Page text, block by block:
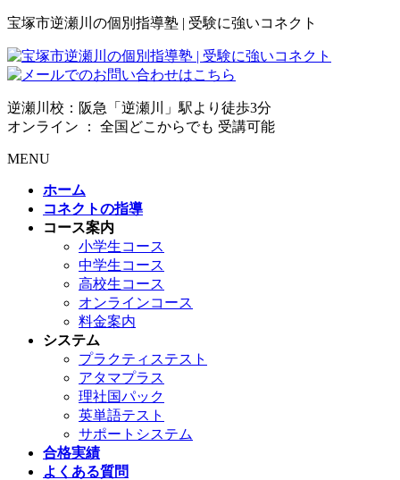
宝塚市逆瀬川の個別指導塾 | 受験に強いコネクト
逆瀬川校：阪急「逆瀬川」駅より徒歩3分
オンライン ： 全国どこからでも 受講可能
MENU
ホーム
コネクトの指導
コース案内
小学生コース
中学生コース
高校生コース
オンラインコース
料金案内
システム
プラクティステスト
アタマプラス
理社国パック
英単語テスト
サポートシステム
合格実績
よくある質問